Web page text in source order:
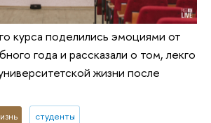
курса поделились эмоциями от
года и рассказали о том, лекго
жизни после
студенты